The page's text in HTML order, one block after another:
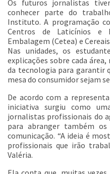
Os futuros jornalistas
conhecer parte do
Instituto. A programação
Centros de Laticínios e
Embalagem (Cetea) e
Nas unidades, os
explicações sobre cada
da tecnologia para garantir
mesa do consumidor sejam
De acordo com a
iniciativa surgiu como
jornalistas profissionais do
para abranger também
comunicação. “A ideia é
profissionais que irão
Valéria.